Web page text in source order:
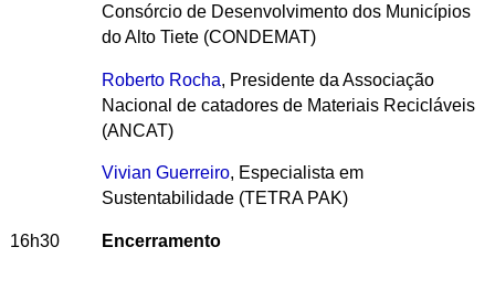
Consórcio de Desenvolvimento dos Municípios
do Alto Tiete (CONDEMAT)
Roberto Rocha, Presidente da Associação
Nacional de catadores de Materiais Recicláveis
(ANCAT)
Vivian Guerreiro, Especialista em
Sustentabilidade (TETRA PAK)
16h30 Encerramento